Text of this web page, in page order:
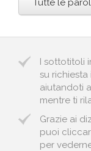
Tutte le
I sottotitoli
su
aiutandoti
mentre ti
Grazie ai
puoi
per